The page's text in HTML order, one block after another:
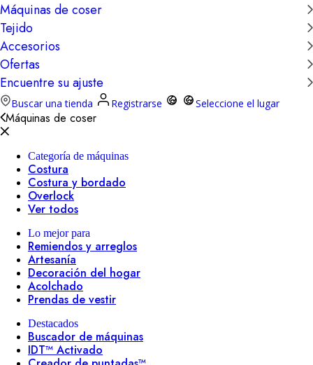
Máquinas de coser
Tejido
Accesorios
Ofertas
Encuentre su ajuste
Buscar una tienda Registrarse Seleccione el lugar
Máquinas de coser
Categoría de máquinas
Costura
Costura y bordado
Overlock
Ver todos
Lo mejor para
Remiendos y arreglos
Artesanía
Decoración del hogar
Acolchado
Prendas de vestir
Destacados
Buscador de máquinas
IDT™ Activado